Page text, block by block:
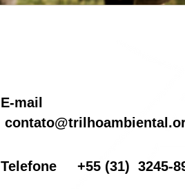
E-mail
Telefone +55 (31) 3245-